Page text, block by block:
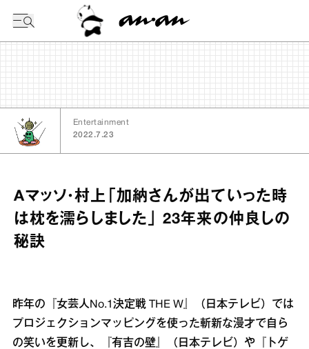
Entertainment
2022.7.23
Aマッソ・村上「加納さんが出ていった時
は枕を濡らしました」 23年来の仲良しの
秘訣
昨年の『女芸人No.1決定戦 THE W』（日本テレビ）では
プロジェクションマッピングを使った斬新な漫才で自ら
の笑いを更新し、『有吉の壁』（日本テレビ）や『トゲ